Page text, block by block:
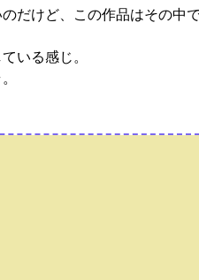
だけど、この作品はその中
いる感じ。